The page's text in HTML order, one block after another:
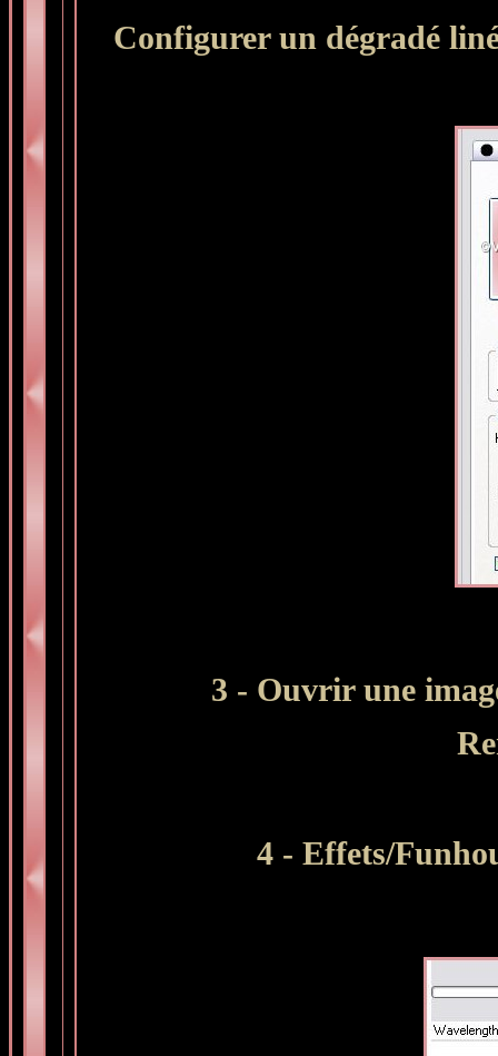
Configurer un dégradé
3 - Ouvrir une
4 - Effets/